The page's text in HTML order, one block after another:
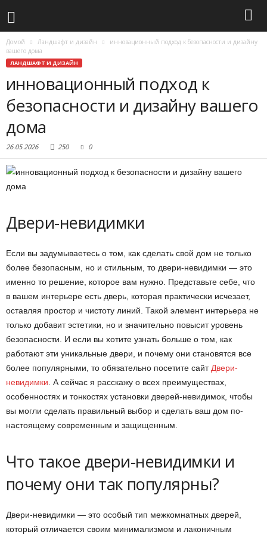
Домой Ландшафт и дизайн
инновационный подход к безопасности и дизайну
вашего дома
ЛАНДШАФТ И ДИЗАЙН
инновационный подход к
безопасности и дизайну вашего
дома
26.05.2026 250 0
Двери-невидимки
Если вы задумываетесь о том, как сделать свой дом не только
более безопасным, но и стильным, то двери-невидимки — это
именно то решение, которое вам нужно. Представьте себе, что
в вашем интерьере есть дверь, которая практически исчезает,
оставляя простор и чистоту линий. Такой элемент интерьера не
только добавит эстетики, но и значительно повысит уровень
безопасности. И если вы хотите узнать больше о том, как
работают эти уникальные двери, и почему они становятся все
более популярными, то обязательно посетите сайт Двери-
невидимки . А сейчас я расскажу о всех преимуществах,
особенностях и тонкостях установки дверей-невидимок, чтобы
вы могли сделать правильный выбор и сделать ваш дом по-
настоящему современным и защищенным.
Что такое двери-невидимки и
почему они так популярны?
Двери-невидимки — это особый тип межкомнатных дверей,
который отличается своим минимализмом и лаконичным